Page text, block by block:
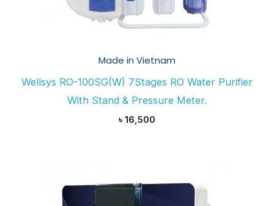
Made in Vietnam
Wellsys RO-100SG(W) 7Stages RO Water Purifier
With Stand & Pressure Meter.
৳ 16,500